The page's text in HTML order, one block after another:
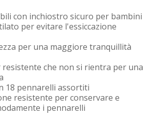
con inchiostro sicuro per bambini
per evitare l'essiccazione
per una maggiore tranquillità
che non si rientra per una
18 pennarelli assortiti
resistente per conservare e
i pennarelli